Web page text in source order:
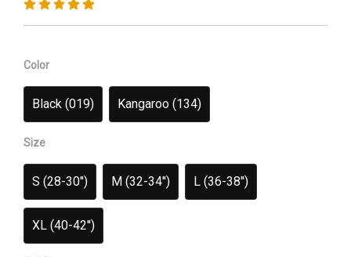
Color
Black (019) Kangaroo (134)
Size
S (28-30'') M (32-34'') L (36-38'')
XL (40-42'')